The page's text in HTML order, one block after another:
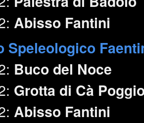
Abisso Fantini
Speleologico
Buco del Noce
Grotta di Cà
Abisso Fantini